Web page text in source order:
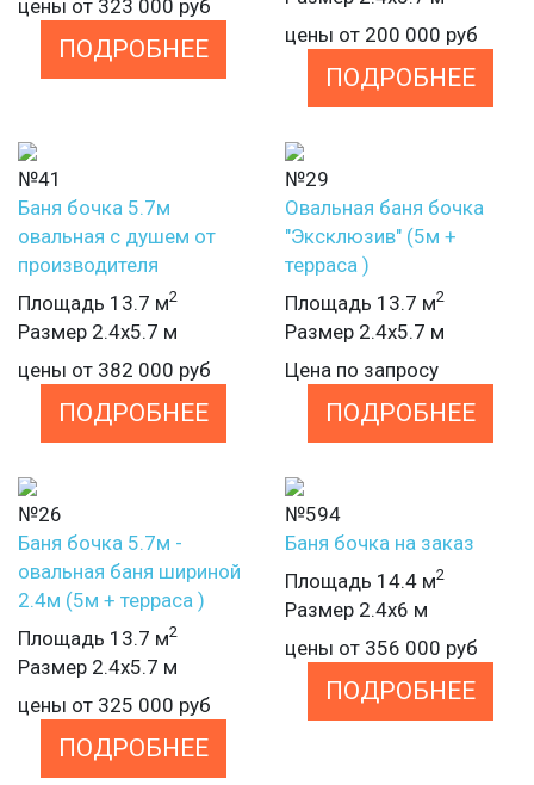
цены от 323 000 руб
ПОДРОБНЕЕ
цены от 200 000 руб
ПОДРОБНЕЕ
№41
Баня бочка 5.7м
овальная с душем от
производителя
Площадь 13.7 м2
Размер 2.4х5.7 м
цены от 382 000 руб
ПОДРОБНЕЕ
№29
Овальная баня бочка
"Эксклюзив" (5м +
терраса )
Площадь 13.7 м2
Размер 2.4х5.7 м
Цена по запросу
ПОДРОБНЕЕ
№26
Баня бочка 5.7м -
овальная баня шириной
2.4м (5м + терраса )
Площадь 13.7 м2
Размер 2.4х5.7 м
цены от 325 000 руб
ПОДРОБНЕЕ
№594
Баня бочка на заказ
Площадь 14.4 м2
Размер 2.4х6 м
цены от 356 000 руб
ПОДРОБНЕЕ